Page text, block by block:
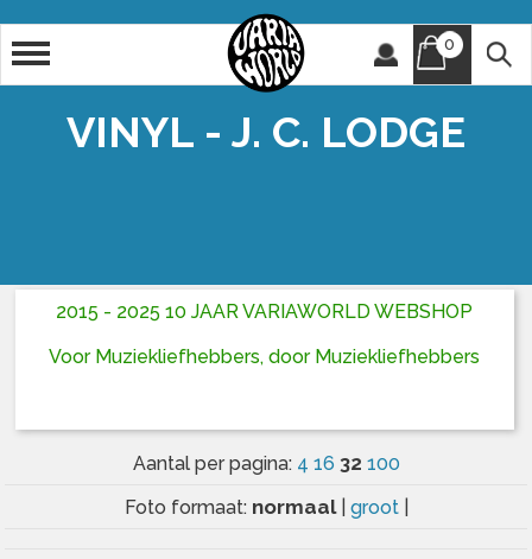
0
VINYL - J. C. LODGE
2015 - 2025 10 JAAR VARIAWORLD WEBSHOP
Voor Muziekliefhebbers, door Muziekliefhebbers
Aantal per pagina: 4 16 32 100
Foto formaat: normaal groot